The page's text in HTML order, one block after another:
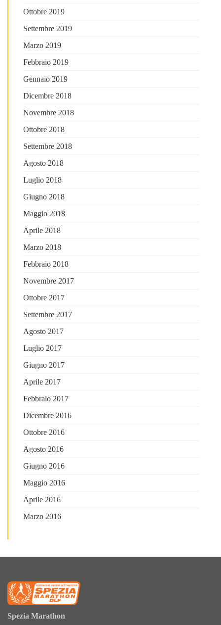
Ottobre 2019
Settembre 2019
Marzo 2019
Febbraio 2019
Gennaio 2019
Dicembre 2018
Novembre 2018
Ottobre 2018
Settembre 2018
Agosto 2018
Luglio 2018
Giugno 2018
Maggio 2018
Aprile 2018
Marzo 2018
Febbraio 2018
Novembre 2017
Ottobre 2017
Settembre 2017
Agosto 2017
Luglio 2017
Giugno 2017
Aprile 2017
Febbraio 2017
Dicembre 2016
Ottobre 2016
Agosto 2016
Giugno 2016
Maggio 2016
Aprile 2016
Marzo 2016
Spezia Marathon